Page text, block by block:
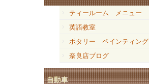
ティールーム メニュー
英語教室
ポタリー ペインティング
奈良店ブログ
自動車